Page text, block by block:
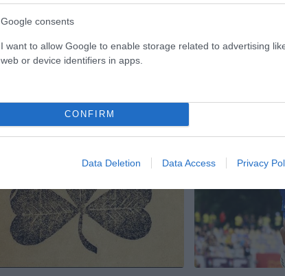
Google consents
I want to allow Google to enable storage related to advertising
web or device identifiers in apps.
CONFIRM
Data Deletion Data Access Privacy